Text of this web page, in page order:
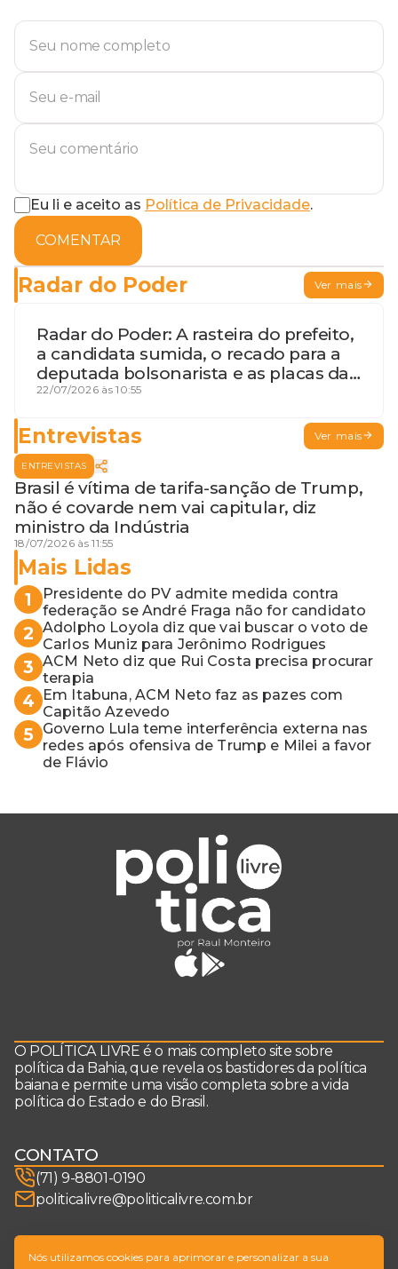
Eu li e aceito as Política de Privacidade.
COMENTAR
Radar do Poder Ver mais
Radar do Poder: A rasteira do prefeito,
a candidata sumida, o recado para a
deputada bolsonarista e as placas da
discórdia
22/07/2026 às 10:55
Entrevistas Ver mais
ENTREVISTAS
Brasil é vítima de tarifa-sanção de Trump,
não é covarde nem vai capitular, diz
ministro da Indústria
18/07/2026 às 11:55
Mais Lidas
1
Presidente do PV admite medida contra
federação se André Fraga não for candidato
2 Adolpho Loyola diz que vai buscar o voto de
Carlos Muniz para Jerônimo Rodrigues
3 ACM Neto diz que Rui Costa precisa procurar
terapia
4
Em Itabuna, ACM Neto faz as pazes com
Capitão Azevedo
5
Governo Lula teme interferência externa nas
redes após ofensiva de Trump e Milei a favor
de Flávio
O POLÍTICA LIVRE é o mais completo site sobre
política da Bahia, que revela os bastidores da política
baiana e permite uma visão completa sobre a vida
política do Estado e do Brasil.
CONTATO
(71) 9-8801-0190
politicalivre@politicalivre.com.br
SIGA-NOS
Nós utilizamos cookies para aprimorar e personalizar a sua